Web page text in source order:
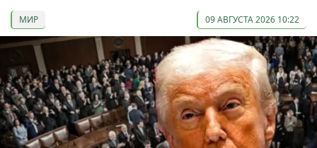
МИР 09 АВГУСТА 2026 10:22